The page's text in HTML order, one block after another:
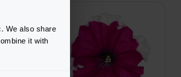
We also share
it with